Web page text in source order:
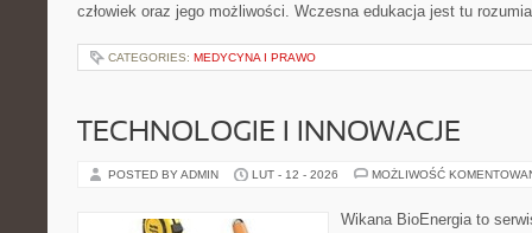
człowiek oraz jego możliwości. Wczesna edukacja jest tu
CATEGORIES: MEDYCYNA I PRAWO
TECHNOLOGIE I INNOWACJE
POSTED BY ADMIN LUT - 12 - 2026 MOŻLIWOŚĆ
Wikana BioEnergia to